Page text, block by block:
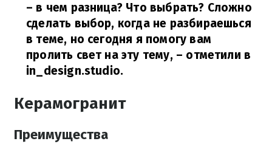
– в чем разница? Что выбрать? Сложно
сделать выбор, когда не разбираешься
в теме, но сегодня я помогу вам
пролить свет на эту тему, – отметили в
in_design.studio.
Керамогранит
Преимущества